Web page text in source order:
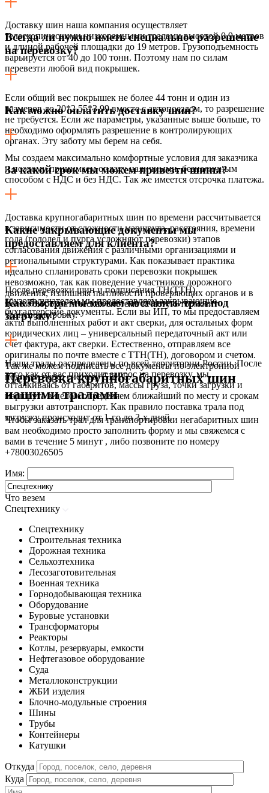
Доставку шин наша компания осуществляет
телескопическими низкорамными тралами высотой 0,9 метров
и длиной рабочей площадки до 19 метров. Грузоподъемность
варьируется от 40 до 100 тонн. Поэтому нам по силам
перевезти любой вид покрышек.
Всегда ли нужно иметь специальное разрешение
на перевозку?
Если общий вес покрышек не более 44 тонн и один из
размеров до 20*2,55*3,99 вместе с автопоездом, то разрешение
не требуется. Если же параметры, указанные выше больше, то
необходимо оформлять разрешение в контролирующих
органах. Эту заботу мы берем на себя.
Как можно оплатить доставку шин?
Мы создаем максимально комфортные условия для заказчика
и поэтому принимаем оплату наличными, безналичным
способом с НДС и без НДС. Так же имеется отсрочка платежа.
За какой срок мы можем привезти шины?
Доставка крупногабаритных шин по времени рассчитывается
в зависимости от сложности маршрута, расстояния, времени
года (гололед и пурга усложняют перевозки) этапов
согласования движения с различными организациями и
региональными структурами. Как показывает практика
идеально спланировать сроки перевозки покрышек
невозможно, так как поведение участников дорожного
движения, излишняя пытливости проверяющих органов и в
целом бюрократическая система зачастую тормозит
транспортировку.
Какие закрывающие документы мы
предоставляем для клиента?
После перевозки шин и подписания ТН(ТТН)
грузополучателем мы предоставляем закрывающие
бухгалтерские документы. Если вы ИП, то мы предоставляем
акты выполненных работ и акт сверки, для остальных форм
юридических лиц – универсальный передаточный акт или
счет фактура, акт сверки. Естественно, отправляем все
оригиналы по почте вместе с ТТН(ТН), договором и счетом.
Так же можем подписать все документы по электронной
подписи через систему СБИС.
Как быстро мы можем поставить трал под
загрузку?
Наши тралы распределены по всей территории России. После
того как от вас приходит запрос на перевозку, мы,
отталкиваясь от габаритов, массы груза, точки загрузки и
маршрута в целом определяем ближайший по месту и срокам
выгрузки автотранспорт. Как правило поставка трала под
загрузку происходит от 1-го до 3-х дней.
Перевозка крупногабаритных шин
нашими тралами
Чтобы заказать трал для транспортировки негабаритных шин
вам необходимо просто заполнить форму и мы свяжемся с
вами в течение 5 минут , либо позвоните по номеру
+78003026505
Имя:
Что везем
Спецтехнику
Спецтехнику
Строительная техника
Дорожная техника
Сельхозтехника
Лесозаготовительная
Военная техника
Горнодобывающая техника
Оборудование
Буровые установки
Трансформаторы
Реакторы
Котлы, резервуары, емкости
Нефтегазовое оборудование
Cуда
Металлоконструкции
ЖБИ изделия
Блочно-модульные строения
Шины
Трубы
Контейнеры
Катушки
Откуда
Куда